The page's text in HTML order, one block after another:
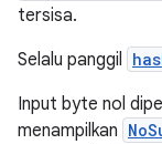
tersisa.
Selalu panggil
Input byte nol
menampilkan